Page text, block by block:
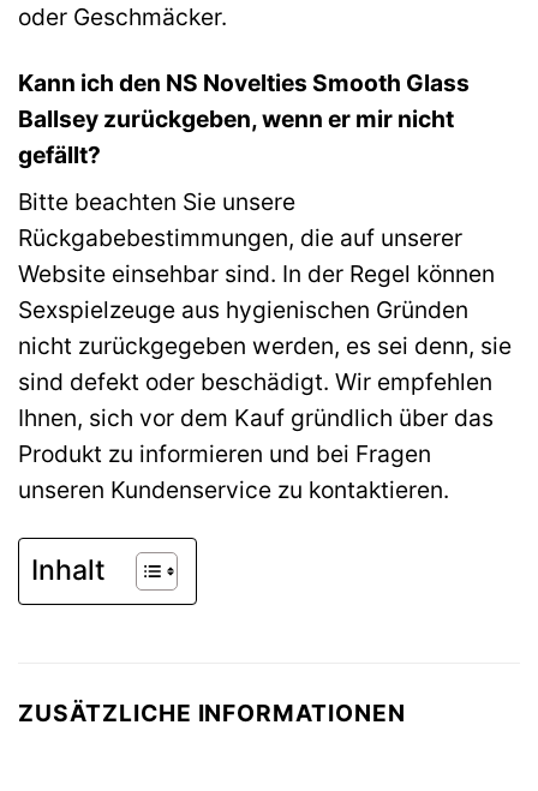
oder Geschmäcker.
Kann ich den NS Novelties Smooth Glass
Ballsey zurückgeben, wenn er mir nicht
gefällt?
Bitte beachten Sie unsere
Rückgabebestimmungen, die auf unserer
Website einsehbar sind. In der Regel können
Sexspielzeuge aus hygienischen Gründen
nicht zurückgegeben werden, es sei denn, sie
sind defekt oder beschädigt. Wir empfehlen
Ihnen, sich vor dem Kauf gründlich über das
Produkt zu informieren und bei Fragen
unseren Kundenservice zu kontaktieren.
Inhalt
ZUSÄTZLICHE INFORMATIONEN